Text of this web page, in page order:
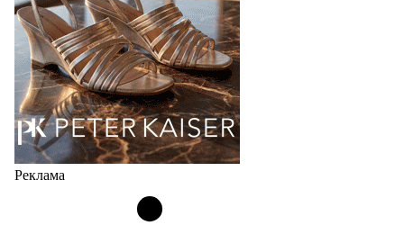
Реклама